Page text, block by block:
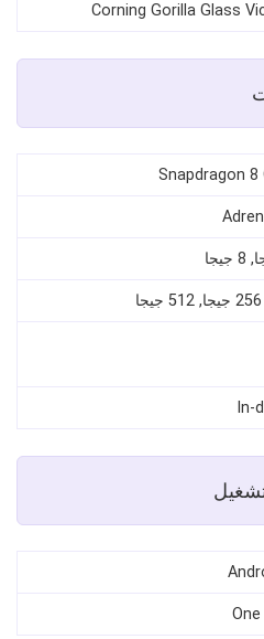
Corning Gorilla Glass
Snapdragon 8
In-
One